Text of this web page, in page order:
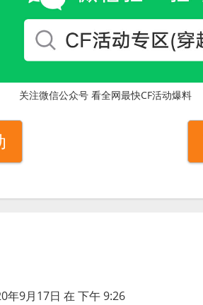
关注微信公众号 看全网最快CF活动爆料
年9月17日 在 下午 9:26